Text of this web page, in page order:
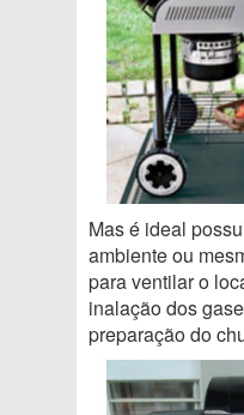
Mas é ideal
ambiente ou
para ventilar o
inalação dos
preparação do